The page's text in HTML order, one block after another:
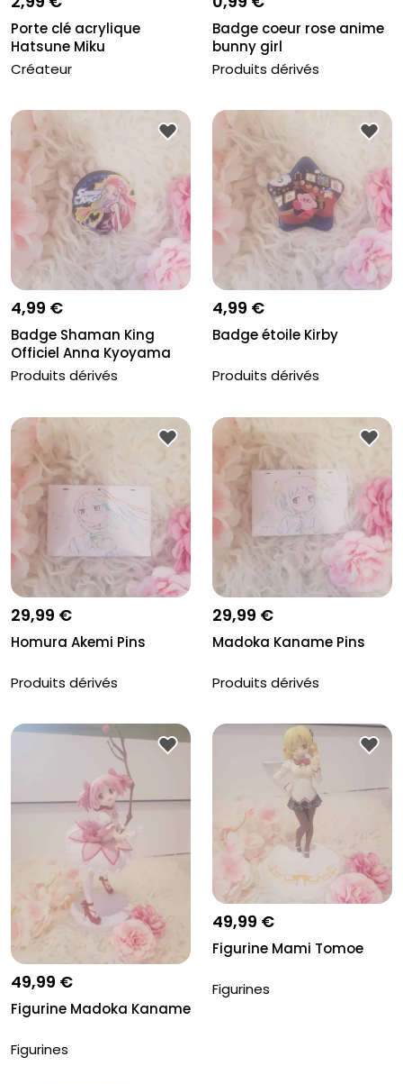
Porte clé acrylique
Hatsune Miku
Créateur
Badge coeur rose anime
bunny girl
Produits dérivés
4,99 €
Badge Shaman King
Officiel Anna Kyoyama
Produits dérivés
4,99 €
Badge étoile Kirby
Produits dérivés
29,99 €
Homura Akemi Pins
Produits dérivés
29,99 €
Madoka Kaname Pins
Produits dérivés
49,99 €
Figurine Madoka Kaname
Figurines
49,99 €
Figurine Mami Tomoe
Figurines